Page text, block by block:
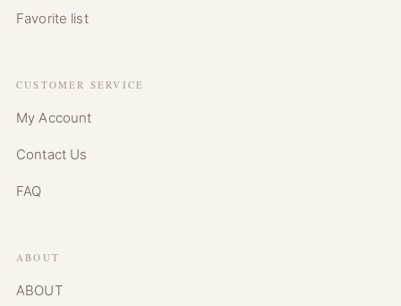
Favorite list
CUSTOMER SERVICE
My Account
Contact Us
FAQ
ABOUT
ABOUT